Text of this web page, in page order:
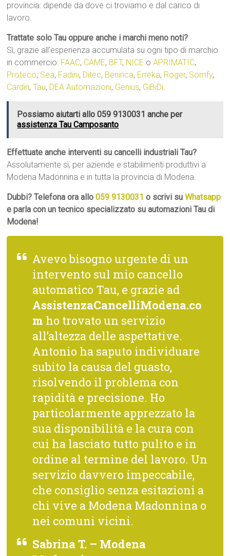
provincia: dipende da dove ci troviamo e dal carico di
lavoro.
Trattate solo Tau oppure anche i marchi meno noti?
Sì, grazie all’esperienza accumulata su ogni tipo di marchio
in commercio: FAAC, CAME, BFT, NICE oAPRIMATIC,
Proteco, Sea, Fadini, Ditec, Beninca, Erreka, Roger, Somfy,
Cardin,Tau, DEA Automazioni, Genius, GiBiDi.
Possiamo aiutarti allo 059 9130031 anche per
assistenza Tau Camposanto
Effettuate anche interventi su cancelli industriali Tau?
Assolutamente sì, per aziende e stabilimenti produttivi a
Modena Madonnina e in tutta la provincia di Modena.
Dubbi? Telefona ora allo059 9130031 o scrivi suWhatsapp
e parla con un tecnico specializzato su automazioni Tau di
Modena!
Avevo bisogno urgente di un
intervento sul mio cancello
automatico Tau, e grazie ad
AssistenzaCancelliModena.co
m ho trovato un servizio
all’altezza delle aspettative.
Antonio ha saputo individuare
subito la causa del guasto,
risolvendo il problema con
rapidità e precisione. Ho
particolarmente apprezzato la
sua disponibilità e la cura con
cui ha lasciato tutto pulito e in
ordine al termine del lavoro. Un
servizio davvero impeccabile,
che consiglio senza esitazioni a
chi vive a Modena Madonnina o
nei comuni vicini.
Sabrina T. – Modena